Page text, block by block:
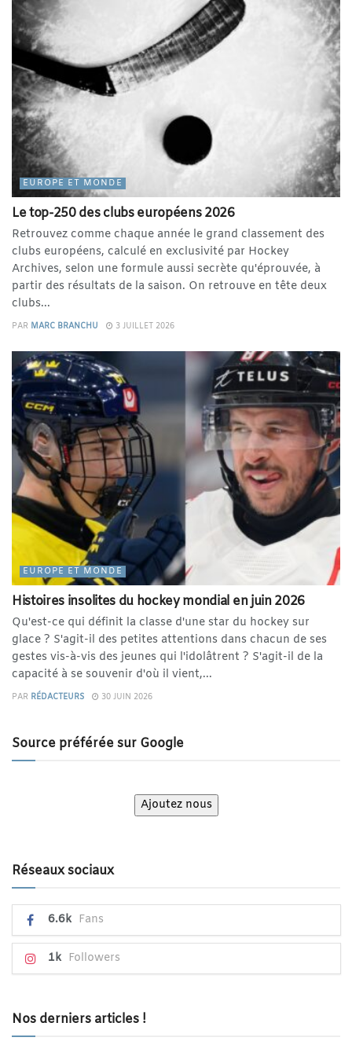
EUROPE ET MONDE
Le top-250 des clubs européens 2026
Retrouvez comme chaque année le grand classement des
clubs européens, calculé en exclusivité par Hockey
Archives, selon une formule aussi secrète qu'éprouvée, à
partir des résultats de la saison. On retrouve en tête deux
clubs...
PAR MARC BRANCHU 3 JUILLET 2026
EUROPE ET MONDE
Histoires insolites du hockey mondial en juin 2026
Qu'est-ce qui définit la classe d'une star du hockey sur
glace ? S'agit-il des petites attentions dans chacun de ses
gestes vis-à-vis des jeunes qui l'idolâtrent ? S'agit-il de la
capacité à se souvenir d'où il vient,...
PAR RÉDACTEURS 30 JUIN 2026
Source préférée sur Google
Ajoutez nous
Réseaux sociaux
6.6k Fans
1k Followers
Nos derniers articles !